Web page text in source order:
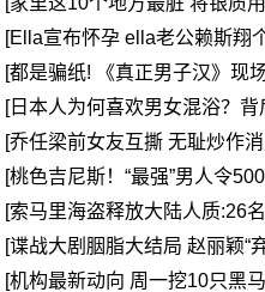
[Ella宣布怀孕 ella老公赖斯翔
[都是骗纸! 《真正男子汉》现
[日本人为何喜欢男女混浴？
[乔任梁前女友互撕 无耻炒作
[桃色吉尼斯！“最强”男人令
[索马里海盗释放大陆人质:26
[谍战大剧胭脂大结局 赵丽颖“
[机构最新动向 周一挖10只黑